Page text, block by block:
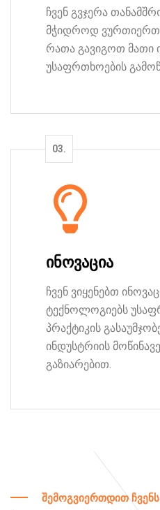
ჩვენ გვჯერა
მჭიდროდ
რათა გავიგოთ მათი
უსაფრთხოების
ინოვაცია
ჩვენ ვიყენებთ
ტექნოლოგიებს
პრაქტიკის
ინდუსტრიის
გაზიარებით.
შემოგვიერთდით ჩვენს